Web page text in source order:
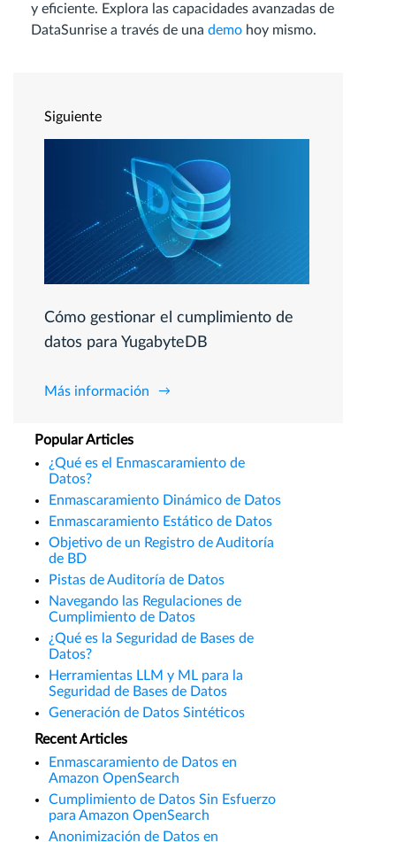
y eficiente. Explora las capacidades avanzadas de
DataSunrise a través de una demo hoy mismo.
Siguiente
Cómo gestionar el cumplimiento de
datos para YugabyteDB
Más información
Popular Articles
¿Qué es el Enmascaramiento de
Datos?
Enmascaramiento Dinámico de Datos
Enmascaramiento Estático de Datos
Objetivo de un Registro de Auditoría
de BD
Pistas de Auditoría de Datos
Navegando las Regulaciones de
Cumplimiento de Datos
¿Qué es la Seguridad de Bases de
Datos?
Herramientas LLM y ML para la
Seguridad de Bases de Datos
Generación de Datos Sintéticos
Recent Articles
Enmascaramiento de Datos en
Amazon OpenSearch
Cumplimiento de Datos Sin Esfuerzo
para Amazon OpenSearch
Anonimización de Datos en